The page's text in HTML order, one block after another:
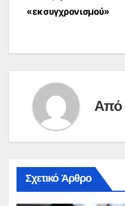
άρθρων
«εκσυγχρονισμού»
Από
Σχετικό Άρθρο